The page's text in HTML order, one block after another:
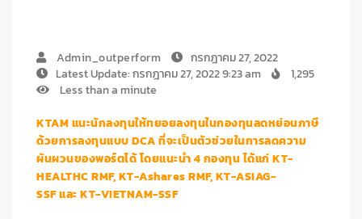
Admin_outperform
กรกฎาคม 27, 2022
Latest Update: กรกฎาคม 27, 2022 9:23 am
1,295
Less than a minute
KTAMแนะนักลงทุนให้ทยอยลงทุนในกองทุนลดหย่อนภาษี
ด้วยการลงทุนแบบDCAที่จะเป็นตัวช่วยในการลดความ
ผันผวนของพอร์ตได้ โดยแนะนำ4กองทุน ได้แก่KT-
HEALTHC RMF,KT-Ashares RMF,KT-ASIAG-
SSFและKT-VIETNAM-SSF